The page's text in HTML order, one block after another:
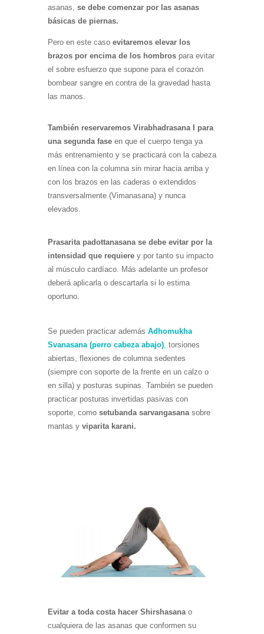
asanas, se debe comenzar por las asanas
básicas de piernas.
Pero en este casoevitaremos elevar los
brazos por encima de los hombrospara evitar
el sobre esfuerzo que supone para el corazón
bombear sangre en contra de la gravedad hasta
las manos.
También reservaremos Virabhadrasana I para
una segunda faseen que el cuerpo tenga ya
más entrenamiento y se practicará con la cabeza
en línea con la columna sin mirar hacia arriba y
con los brazos en las caderas o extendidos
transversalmente (Vimanasana) y nunca
elevados.
Prasarita padottanasana se debe evitar por la
intensidad que requierey por tanto su impacto
al músculo cardíaco. Más adelante un profesor
deberá aplicarla o descartarla si lo estima
oportuno.
Se pueden practicar además Adhomukha
Svanasana (perro cabeza abajo), torsiones
abiertas, flexiones de columna sedentes
(siempre con soporte de la frente en un calzo o
en silla) y posturas supinas. También se pueden
practicar posturas invertidas pasivas con
soporte, como setubanda sarvangasanasobre
mantas y viparita karani.
Evitar a toda costa hacer Shirshasanao
cualquiera de las asanas que conformen su